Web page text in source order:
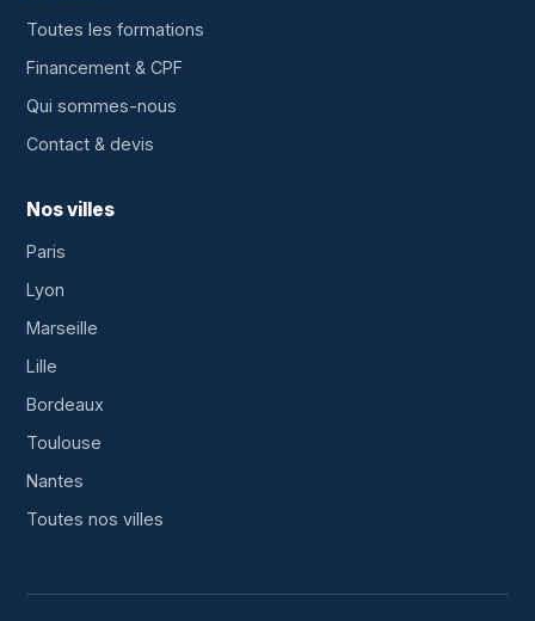
Toutes les formations
Financement & CPF
Qui sommes-nous
Contact & devis
Nos villes
Paris
Lyon
Marseille
Lille
Bordeaux
Toulouse
Nantes
Toutes nos villes